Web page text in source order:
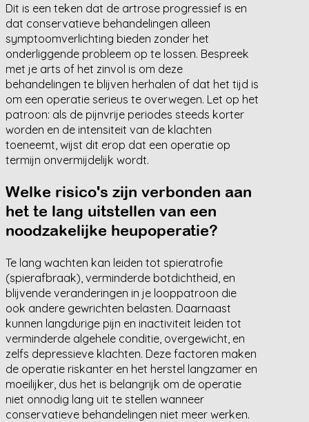
Dit is een teken dat de artrose progressief is en
dat conservatieve behandelingen alleen
symptoomverlichting bieden zonder het
onderliggende probleem op te lossen. Bespreek
met je arts of het zinvol is om deze
behandelingen te blijven herhalen of dat het tijd is
om een operatie serieus te overwegen. Let op het
patroon: als de pijnvrije periodes steeds korter
worden en de intensiteit van de klachten
toeneemt, wijst dit erop dat een operatie op
termijn onvermijdelijk wordt.
Welke risico's zijn verbonden aan
het te lang uitstellen van een
noodzakelijke heupoperatie?
Te lang wachten kan leiden tot spieratrofie
(spierafbraak), verminderde botdichtheid, en
blijvende veranderingen in je looppatroon die
ook andere gewrichten belasten. Daarnaast
kunnen langdurige pijn en inactiviteit leiden tot
verminderde algehele conditie, overgewicht, en
zelfs depressieve klachten. Deze factoren maken
de operatie riskanter en het herstel langzamer en
moeilijker, dus het is belangrijk om de operatie
niet onnodig lang uit te stellen wanneer
conservatieve behandelingen niet meer werken.